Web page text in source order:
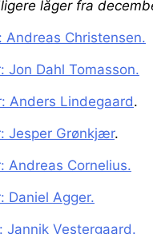
låger fra
Andreas Christensen.
Jon Dahl Tomasson.
Anders Lindegaard.
Jesper Grønkjær.
Andreas Cornelius.
Daniel Agger.
Jannik Vestergaard.